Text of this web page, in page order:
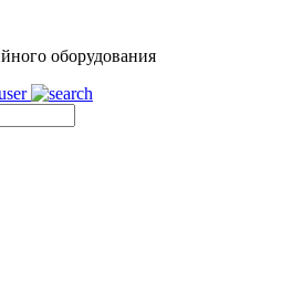
оборудования